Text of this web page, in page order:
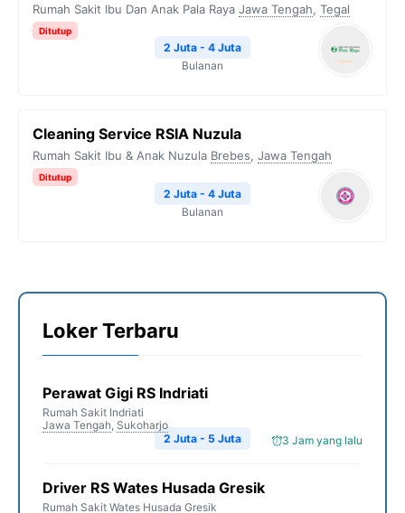
Rumah Sakit Ibu Dan Anak Pala Raya Jawa Tengah, Tegal
Ditutup
2 Juta - 4 Juta
Bulanan
Cleaning Service RSIA Nuzula
Rumah Sakit Ibu & Anak Nuzula Brebes, Jawa Tengah
Ditutup
2 Juta - 4 Juta
Bulanan
Loker Terbaru
Perawat Gigi RS Indriati
Rumah Sakit Indriati
Jawa Tengah, Sukoharjo
3 Jam yang lalu
2 Juta - 5 Juta
Driver RS Wates Husada Gresik
Rumah Sakit Wates Husada Gresik